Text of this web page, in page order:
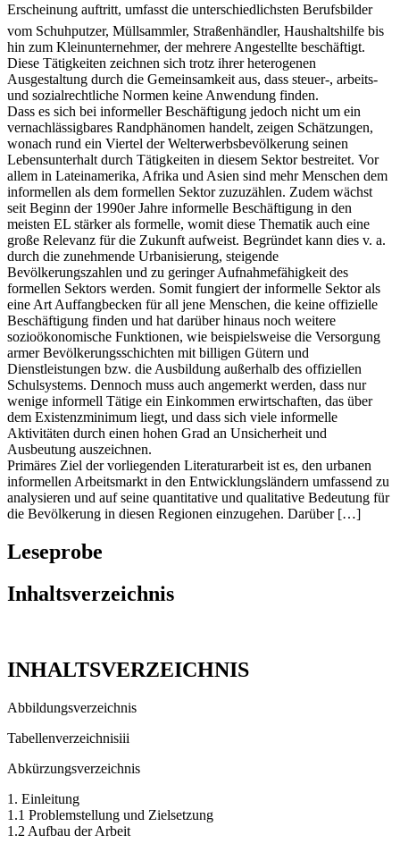
Erscheinung auftritt, umfasst die unterschiedlichsten Berufsbilder 
vom Schuhputzer, Müllsammler, Straßenhändler, Haushaltshilfe bis
hin zum Kleinunternehmer, der mehrere Angestellte beschäftigt.
Diese Tätigkeiten zeichnen sich trotz ihrer heterogenen
Ausgestaltung durch die Gemeinsamkeit aus, dass steuer-, arbeits-
und sozialrechtliche Normen keine Anwendung finden.
Dass es sich bei informeller Beschäftigung jedoch nicht um ein
vernachlässigbares Randphänomen handelt, zeigen Schätzungen,
wonach rund ein Viertel der Welterwerbsbevölkerung seinen
Lebensunterhalt durch Tätigkeiten in diesem Sektor bestreitet. Vor
allem in Lateinamerika, Afrika und Asien sind mehr Menschen dem
informellen als dem formellen Sektor zuzuzählen. Zudem wächst
seit Beginn der 1990er Jahre informelle Beschäftigung in den
meisten EL stärker als formelle, womit diese Thematik auch eine
große Relevanz für die Zukunft aufweist. Begründet kann dies v. a.
durch die zunehmende Urbanisierung, steigende
Bevölkerungszahlen und zu geringer Aufnahmefähigkeit des
formellen Sektors werden. Somit fungiert der informelle Sektor als
eine Art Auffangbecken für all jene Menschen, die keine offizielle
Beschäftigung finden und hat darüber hinaus noch weitere
sozioökonomische Funktionen, wie beispielsweise die Versorgung
armer Bevölkerungsschichten mit billigen Gütern und
Dienstleistungen bzw. die Ausbildung außerhalb des offiziellen
Schulsystems. Dennoch muss auch angemerkt werden, dass nur
wenige informell Tätige ein Einkommen erwirtschaften, das über
dem Existenzminimum liegt, und dass sich viele informelle
Aktivitäten durch einen hohen Grad an Unsicherheit und
Ausbeutung auszeichnen.
Primäres Ziel der vorliegenden Literaturarbeit ist es, den urbanen
informellen Arbeitsmarkt in den Entwicklungsländern umfassend zu
analysieren und auf seine quantitative und qualitative Bedeutung für
die Bevölkerung in diesen Regionen einzugehen. Darüber […]
Leseprobe
Inhaltsverzeichnis
INHALTSVERZEICHNIS
Abbildungsverzeichnis
Tabellenverzeichnisiii
Abkürzungsverzeichnis
1. Einleitung
1.1 Problemstellung und Zielsetzung
1.2 Aufbau der Arbeit